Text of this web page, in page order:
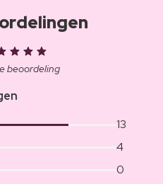
beoordeling
13
4
0